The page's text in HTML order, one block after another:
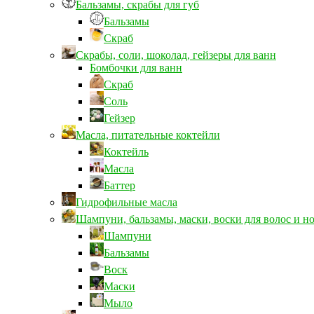
Бальзамы, скрабы для губ
Бальзамы
Скраб
Скрабы, соли, шоколад, гейзеры для ванн
Бомбочки для ванн
Скраб
Соль
Гейзер
Масла, питательные коктейли
Коктейль
Масла
Баттер
Гидрофильные масла
Шампуни, бальзамы, маски, воски для волос и
Шампуни
Бальзамы
Воск
Маски
Мыло